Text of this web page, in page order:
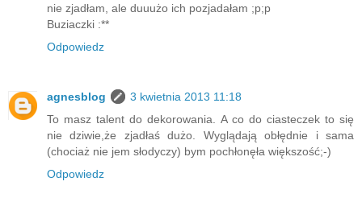
nie zjadłam, ale duuużo ich pozjadałam ;p;p
Buziaczki :**
Odpowiedz
agnesblog
3 kwietnia 2013 11:18
To masz talent do dekorowania. A co do ciasteczek to się
nie dziwie,że zjadłaś dużo. Wyglądają obłędnie i sama
(chociaż nie jem słodyczy) bym pochłonęła większość;-)
Odpowiedz